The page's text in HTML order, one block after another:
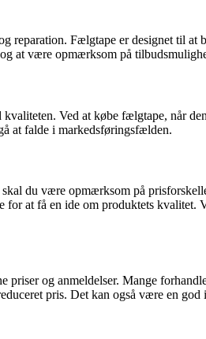
Fælgtape er designet til at
at være opmærksom på
Ved at købe fælgtape, når
at falde i markedsføringsfælden.
du være opmærksom på
at få en ide om produktets
og anmeldelser. Mange
pris. Det kan også være en